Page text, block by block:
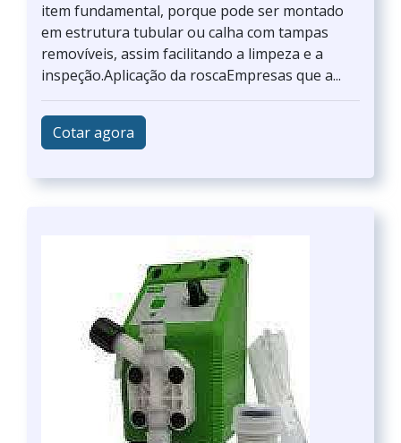
item fundamental, porque pode ser montado
em estrutura tubular ou calha com tampas
removíveis, assim facilitando a limpeza e a
inspeção.Aplicação da roscaEmpresas que a...
Cotar agora